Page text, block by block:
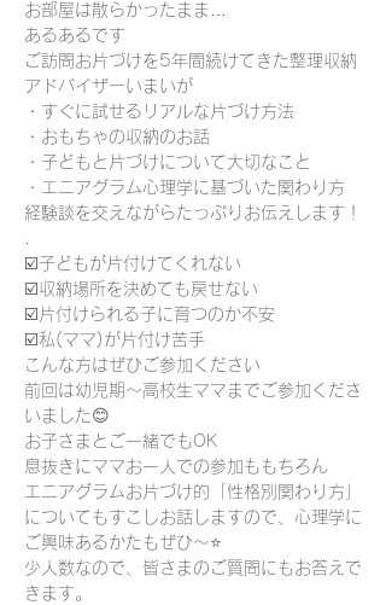
お部屋は散らかったまま…
あるあるです
ご訪問お片づけを5年間続けてきた整理収納
アドバイザーいまいが
・すぐに試せるリアルな片づけ方法
・おもちゃの収納のお話
・子どもと片づけについて大切なこと
・エニアグラム心理学に基づいた関わり方
経験談を交えながらたっぷりお伝えします！
.
☑️子どもが片付けてくれない
☑️収納場所を決めても戻せない
☑️片付けられる子に育つのか不安
☑️私(ママ)が片付け苦手
こんな方はぜひご参加ください
前回は幼児期～高校生ママまでご参加くださ
いました😊
お子さまとご一緒でもOK
息抜きにママお一人での参加ももちろん
エニアグラムお片づけ的「性格別関わり方」
についてもすこしお話しますので、心理学に
ご興味あるかたもぜひ～⭐
少人数なので、皆さまのご質問にもお答えで
きます。